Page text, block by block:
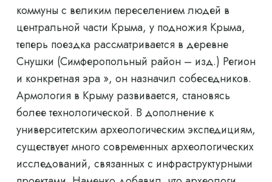
коммуны с великим переселением людей в
центральной части Крыма, у подножия Крыма,
теперь поездка рассматривается в деревне
Снушки (Симферопольный район – изд.) Регион
и конкретная эра », он назначил собеседников.
Армология в Крыму развивается, становясь
более технологической. В дополнение к
университетским археологическим экспедициям,
существует много современных археологических
исследований, связанных с инфраструктурными